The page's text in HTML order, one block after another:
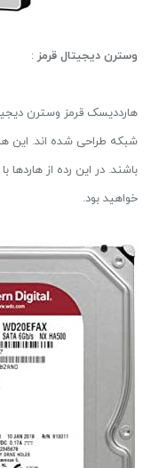
وسترن دیجیتال قرمز :
شبکه طراحی شده اند. این
باشند. در این رده از
خواهید بود.